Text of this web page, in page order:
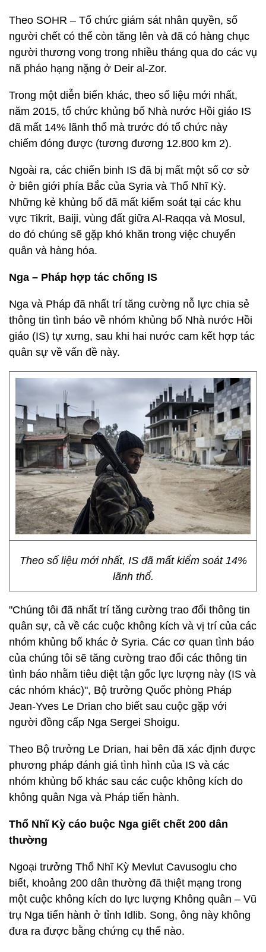
Theo SOHR – Tổ chức giám sát nhân quyền, số
người chết có thể còn tăng lên và đã có hàng chục
người thương vong trong nhiều tháng qua do các vụ
nã pháo hạng nặng ở Deir al-Zor.
Trong một diễn biến khác, theo số liệu mới nhất,
năm 2015, tổ chức khủng bố Nhà nước Hồi giáo IS
đã mất 14% lãnh thổ mà trước đó tổ chức này
chiếm đóng được (tương đương 12.800 km 2).
Ngoài ra, các chiến binh IS đã bị mất một số cơ sở
ở biên giới phía Bắc của Syria và Thổ Nhĩ Kỳ.
Những kẻ khủng bố đã mất kiểm soát tại các khu
vực Tikrit, Baiji, vùng đất giữa Al-Raqqa và Mosul,
do đó chúng sẽ gặp khó khăn trong việc chuyển
quân và hàng hóa.
Nga – Pháp hợp tác chống IS
Nga và Pháp đã nhất trí tăng cường nỗ lực chia sẻ
thông tin tình báo về nhóm khủng bố Nhà nước Hồi
giáo (IS) tự xưng, sau khi hai nước cam kết hợp tác
quân sự về vấn đề này.
Theo số liệu mới nhất, IS đã mất kiểm soát 14%
lãnh thổ.
"Chúng tôi đã nhất trí tăng cường trao đổi thông tin
quân sự, cả về các cuộc không kích và vị trí của các
nhóm khủng bố khác ở Syria. Các cơ quan tình báo
của chúng tôi sẽ tăng cường trao đổi các thông tin
tình báo nhằm tiêu diệt tận gốc lực lượng này (IS và
các nhóm khác)", Bộ trưởng Quốc phòng Pháp
Jean-Yves Le Drian cho biết sau cuộc gặp với
người đồng cấp Nga Sergei Shoigu.
Theo Bộ trưởng Le Drian, hai bên đã xác định được
phương pháp đánh giá tình hình của IS và các
nhóm khủng bố khác sau các cuộc không kích do
không quân Nga và Pháp tiến hành.
Thổ Nhĩ Kỳ cáo buộc Nga giết chết 200 dân
thường
Ngoại trưởng Thổ Nhĩ Kỳ Mevlut Cavusoglu cho
biết, khoảng 200 dân thường đã thiệt mạng trong
một cuộc không kích do lực lượng Không quân – Vũ
trụ Nga tiến hành ở tỉnh Idlib. Song, ông này không
đưa ra được bằng chứng cụ thể nào.